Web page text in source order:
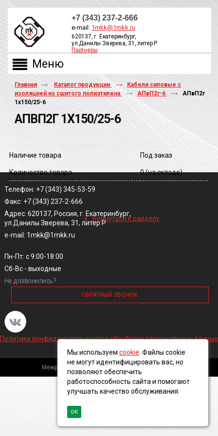
+7 (343) 237-2-666
e-mail: 1mkk@1mkk.ru
620137, г. Екатеринбург,
ул.Данилы Зверева, 31, литер Р
Партнеры
Главная Каталог продукции
Кабели силовые с
изоляцией из сшитого полиэтилена
АПвП2г-6
АПвП2г
1х150/25-6
АПВП2Г 1Х150/25-6
Наличие товара Под заказ
Количество товара 0(на складе)
‹ Вернуться к разделу
Телефон: +7 (343) 345-53-59
Факс: +7 (343) 237-2-666
Адрес: 620137, Россия, г. Екатеринбург,
ул.Данилы Зверева, 31, литер Р
e-mail: 1mkk@1mkk.ru
Пн-Пт: с 9:00-18:00
Сб-Вс - выходные
Не дозвонились?
ОБРАТНЫЙ ЗВОНОК
Политика конфиденциальности и обработки персональных данных
Межрегиональная кабельная компания, 2016 ©
Мы используем cookie . Файлы cookie
не могут идентифицировать вас, но
позволяют обеспечить
работоспособность сайта и помогают
улучшать качество обслуживания.
ОК